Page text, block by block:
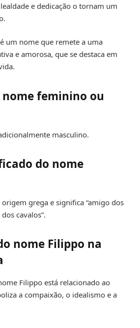
e dedicação o tornam um
um nome que remete a uma
e amorosa, que se destaca em
nome feminino ou
masculino.
do nome
grega e significa “amigo dos
cavalos”.
nome Filippo na
Filippo está relacionado ao
a compaixão, o idealismo e a